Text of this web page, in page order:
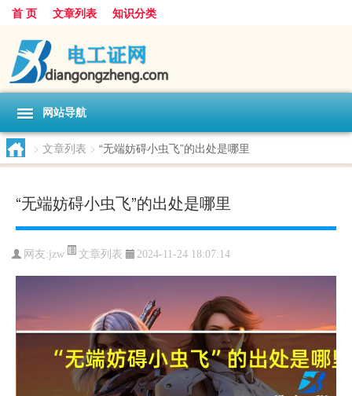
首 页 文章列表 知识分类
网站导航
> 文章列表 > “无端妨碍小虫飞”的出处是哪里
“无端妨碍小虫飞”的出处是哪里
网友:jzw 文章列表 2024-11-24 18:07:14